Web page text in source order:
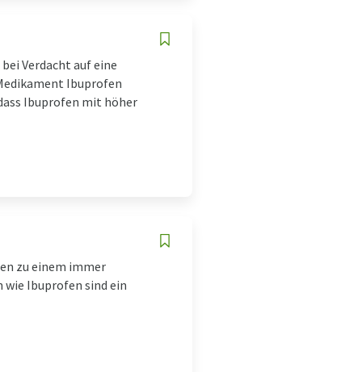
Verdacht auf eine
Ibuprofen
Ibuprofen mit höher
zu einem immer
Ibuprofen sind ein